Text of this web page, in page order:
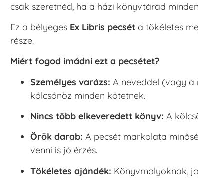
csak szeretnéd, ha a házi könyvtárad
Ez a bélyeges Ex Libris pecsét a tökéletes
része.
Miért fogod imádni ezt a pecsétet?
Személyes varázs: A neveddel (vagy
kölcsönöz minden kötetnek.
Nincs több elkeveredett könyv: A
Örök darab: A pecsét markolata
venni is jó érzés.
Tökéletes ajándék: Könyvmolyoknak,